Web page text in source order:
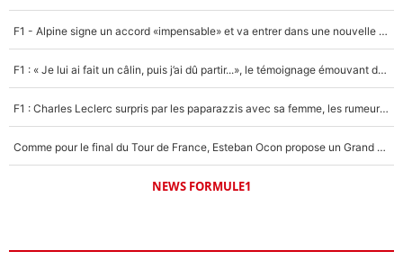
F1 - Alpine signe un accord «impensable» et va entrer dans une nouvelle dimension : Grande nouvelle pour Pierre Gasly !
F1 : « Je lui ai fait un câlin, puis j’ai dû partir...», le témoignage émouvant de Max Verstappen sur sa fille
F1 : Charles Leclerc surpris par les paparazzis avec sa femme, les rumeurs étaient vraies !
Comme pour le final du Tour de France, Esteban Ocon propose un Grand Prix de Formule 1 à Paris : «Autour de l’Arc de Triomphe, ce serait génial» !
NEWS FORMULE1